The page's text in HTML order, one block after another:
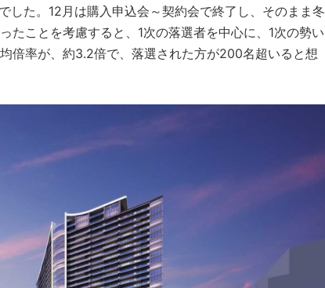
した。12月は購入申込会～契約会で終了し、そのまま冬
ことを考慮すると、1次の落選者を中心に、1次の勢い
倍率が、約3.2倍で、落選された方が200名超いると想